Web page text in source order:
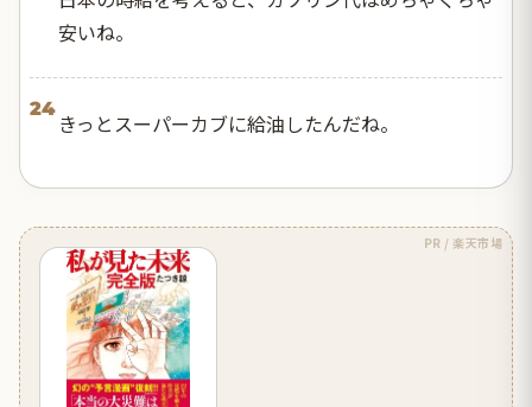
安いね。
24
きっとスーパーカブに給油したんだね。
PR / 楽天市場